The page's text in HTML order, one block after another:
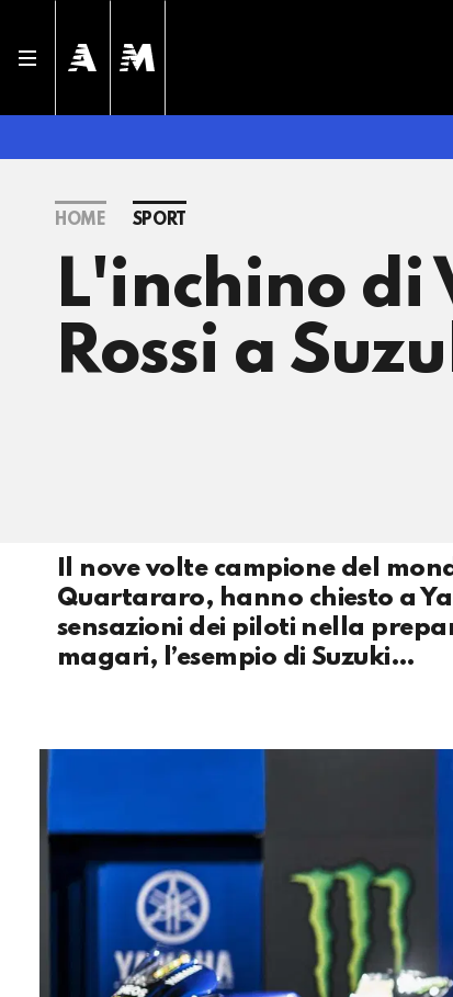
HOME SPORT
L'inchino di
Rossi a
Il nove volte campione del
Quartararo, hanno chiesto a
sensazioni dei piloti nella
magari, l’esempio di Suzuki…